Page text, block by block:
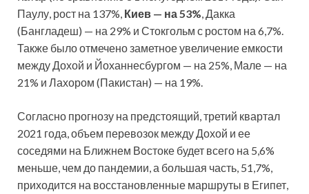
Паулу, рост на 137%, Киев — на 53%, Дакка
(Бангладеш) — на 29% и Стокгольм с ростом на 6,7%.
Также было отмечено заметное увеличение емкости
между Дохой и Йоханнесбургом — на 25%, Мале — на
21% и Лахором (Пакистан) — на 19%.
Согласно прогнозу на предстоящий, третий квартал
2021 года, объем перевозок между Дохой и ее
соседями на Ближнем Востоке будет всего на 5,6%
меньше, чем до пандемии, а большая часть, 51,7%,
приходится на восстановленные маршруты в Египет,